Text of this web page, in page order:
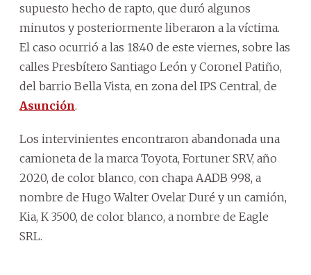
supuesto hecho de rapto, que duró algunos
minutos y posteriormente liberaron a la víctima.
El caso ocurrió a las 18:40 de este viernes, sobre las
calles Presbítero Santiago León y Coronel Patiño,
del barrio Bella Vista, en zona del IPS Central, de
Asunción.
Los intervinientes encontraron abandonada una
camioneta de la marca Toyota, Fortuner SRV, año
2020, de color blanco, con chapa AADB 998, a
nombre de Hugo Walter Ovelar Duré y un camión,
Kia, K 3500, de color blanco, a nombre de Eagle
SRL.